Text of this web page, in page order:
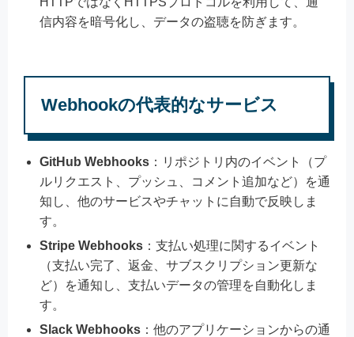
信内容を暗号化し、データの盗聴を防ぎます。
Webhookの代表的なサービス
GitHub Webhooks ：リポジトリ内のイベント（プ
ルリクエスト、プッシュ、コメント追加など）を通
知し、他のサービスやチャットに自動で反映しま
す。
Stripe Webhooks ：支払い処理に関するイベント
（支払い完了、返金、サブスクリプション更新な
ど）を通知し、支払いデータの管理を自動化しま
す。
Slack Webhooks ：他のアプリケーションからの通